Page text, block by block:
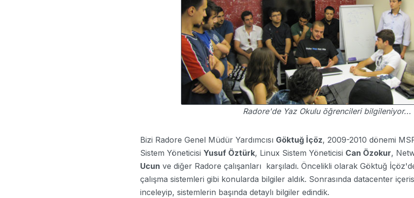
Radore'de Yaz Okulu öğrencileri bilgileniyor...
Bizi Radore Genel Müdür Yardımcısı Göktuğ İçöz, 2009-2010 dönemi
Sistem Yöneticisi Yusuf Öztürk, Linux Sistem Yöneticisi Can Özokur,
Ucun ve diğer Radore çalışanları karşıladı. Öncelikli olarak Göktuğ
çalışma sistemleri gibi konularda bilgiler aldık. Sonrasında datacenter
inceleyip, sistemlerin başında detaylı bilgiler edindik.